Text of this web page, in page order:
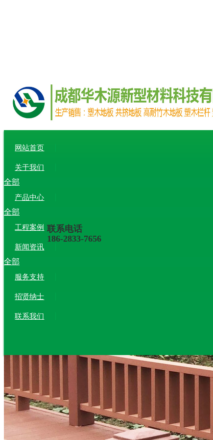
联系电话
186-2833-7656
网站首页
关于我们
全部
产品中心
全部
工程案例
新闻资讯
全部
服务支持
招贤纳士
联系我们